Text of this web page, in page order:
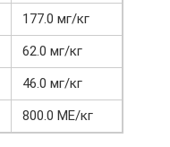
177.0 мг/кг
62.0 мг/кг
46.0 мг/кг
800.0 МЕ/кг